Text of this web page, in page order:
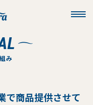
み
で商品提供させて